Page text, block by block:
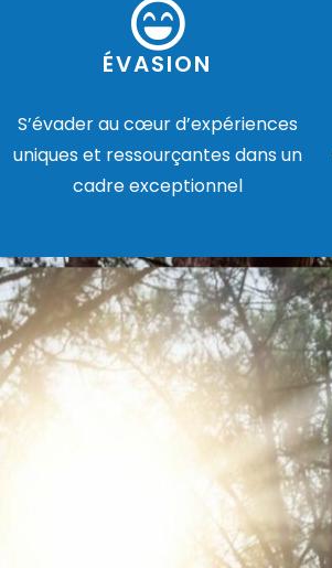
ÉVASION
S’évader au cœur d’expériences
uniques et ressourçantes dans un
cadre exceptionnel